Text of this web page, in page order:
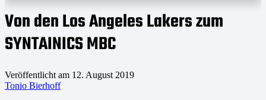
Von den Los Angeles Lakers zum
SYNTAINICS MBC
Veröffentlicht am 12. August 2019
Tonio Bierhoff